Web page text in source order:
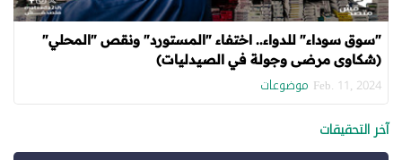
"سوق سوداء" للدواء.. اختفاء "المستورد" ونقص "المحلي"
(شكاوى مرضى وجولة في الصيدليات)
Feb. 11, 2024 موضوعات
آخر التحقيقات